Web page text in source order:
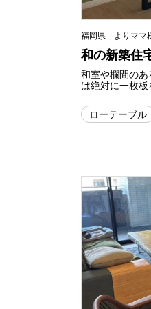
福岡県 よりママ
和の新築住
和室や欄間の
は絶対に一枚板
ローテーブル